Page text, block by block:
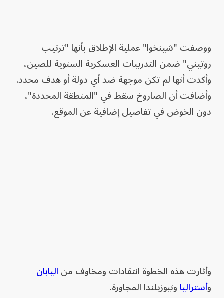
ووصفت "شينخوا" عملية الإطلاق بأنها "ترتيب
روتيني" ضمن التدريبات العسكرية السنوية للصين،
وأكدت أنها لم تكن موجهة ضد أي دولة أو هدف محدد.
وأضافت أن الصاروخ سقط في "المنطقة المحددة"،
دون الخوض في تفاصيل إضافية عن الموقع.
وأثارت هذه الخطوة انتقادات ومخاوف مناليابان
وأسترالياونيوزيلندا المجاورة.